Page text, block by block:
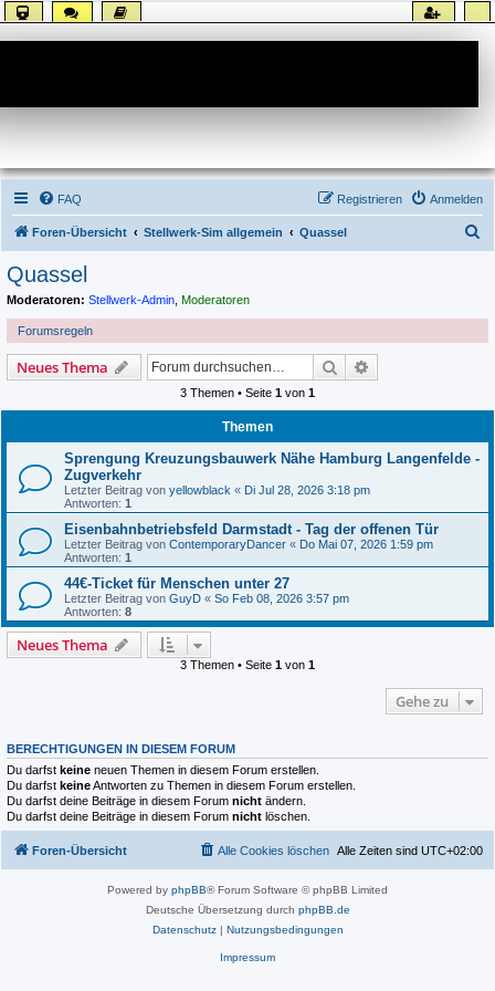
FAQ Anmelden
Registrieren
Foren-Übersicht Stellwerk-Sim allgemein Quassel
Quassel
Moderatoren: Stellwerk-Admin Moderatoren
Forumsregeln
Neues Thema Suche
3 Themen • Seite 1 von 1
Themen
Sprengung Kreuzungsbauwerk Nähe Hamburg Langenfelde -
Zugverkehr
Letzter Beitrag von yellowblack « Di Jul 28, 2026 3:18 pm
Antworten: 1
Eisenbahnbetriebsfeld Darmstadt - Tag der offenen Tür
Letzter Beitrag von ContemporaryDancer « Do Mai 07, 2026 1:59 pm
Antworten: 1
44€-Ticket für Menschen unter 27
Letzter Beitrag von GuyD « So Feb 08, 2026 3:57 pm
Antworten: 8
Neues Thema
3 Themen • Seite 1 von 1
Gehe zu
BERECHTIGUNGEN IN DIESEM FORUM
Du darfst keine neuen Themen in diesem Forum erstellen.
Du darfst keineAntworten zu Themen in diesem Forum erstellen.
Du darfst deine Beiträge in diesem Forum nicht ändern.
Du darfst deine Beiträge in diesem Forum nicht löschen.
Foren-Übersicht Alle Zeiten sind UTC+02:00
Alle Cookies löschen
Powered by phpBB® Forum Software © phpBB Limited
Deutsche Übersetzung durch phpBB.de
Datenschutz| Nutzungsbedingungen
Impressum